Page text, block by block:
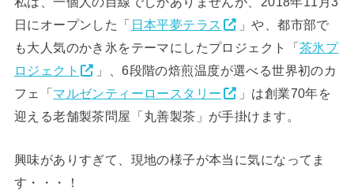
日にオープンした「 日本平夢テラス
」や、都市部で
も大人気のかき氷をテーマにしたプロジェクト「茶氷プ
ロジェクト
」、6段階の焙煎温度が選べる世界初のカ
フェ「マルゼンティーロースタリー
」は創業70年を
迎える老舗製茶問屋「丸善製茶」が手掛けます。
興味がありすぎて、現地の様子が本当に気になってま
す・・・！